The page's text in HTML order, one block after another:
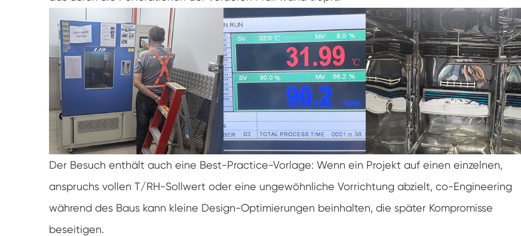
kammer
Temperatur- und Feuchtegesteuerte
Umweltkonditionierungseinheit
Temperatur-und Niederluftdruck-Prüf
kammer
Temperatur-Umwelt simulations kammer
Nass-Glühbirnen-Gaze für Temperatur-
Feuchtigkeits-Kammern
Vielseitige Umwelt prüfungs kammer
Konstante Temperatur kammer
Der Besuch enthält auch eine Best-Practice-Vorlage: Wenn ein Projekt auf einen einzelnen,
anspruchs vollen T/RH-Sollwert oder eine ungewöhnliche Vorrichtung abzielt, co-Engineering
während des Baus kann kleine Design-Optimierungen beinhalten, die später Kompromisse
beseitigen.